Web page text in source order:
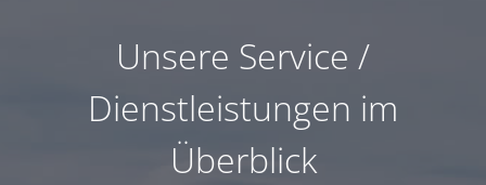
Unsere Service /
Dienstleistungen im
Überblick